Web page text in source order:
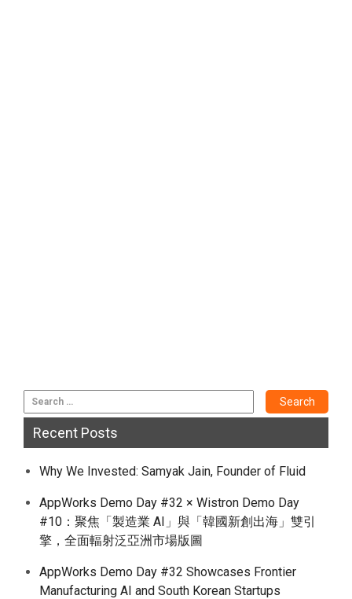
Recent Posts
Why We Invested: Samyak Jain, Founder of Fluid
AppWorks Demo Day #32 × Wistron Demo Day
#10：聚焦「製造業 AI」與「韓國新創出海」雙引
擎，全面輻射泛亞洲市場版圖
AppWorks Demo Day #32 Showcases Frontier
Manufacturing AI and South Korean Startups